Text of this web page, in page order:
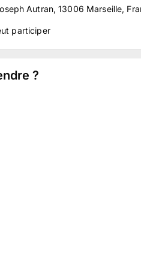
Autran, 13006 Marseille,
participer
?